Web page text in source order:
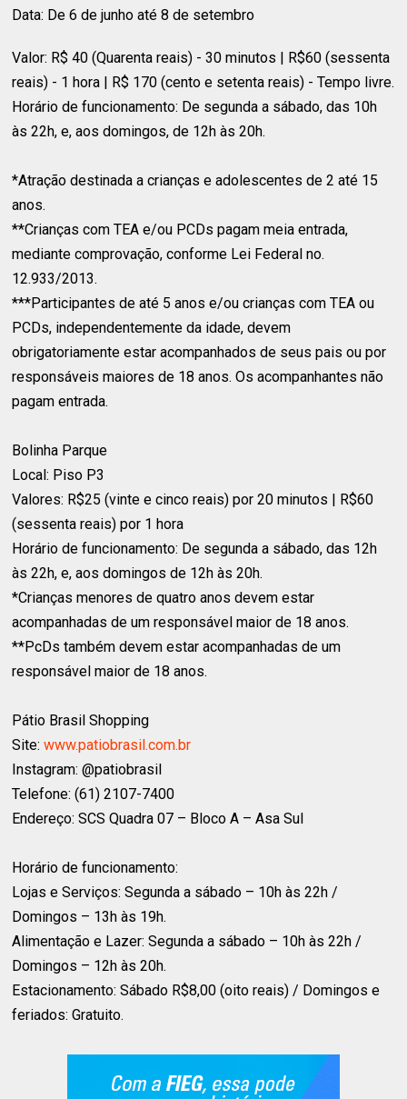
Data: De 6 de junho até 8 de setembro
Valor: R$ 40 (Quarenta reais) - 30 minutos | R$60 (sessenta
reais) - 1 hora | R$ 170 (cento e setenta reais) - Tempo livre.
Horário de funcionamento: De segunda a sábado, das 10h
às 22h, e, aos domingos, de 12h às 20h.
*Atração destinada a crianças e adolescentes de 2 até 15
anos.
**Crianças com TEA e/ou PCDs pagam meia entrada,
mediante comprovação, conforme Lei Federal no.
12.933/2013.
***Participantes de até 5 anos e/ou crianças com TEA ou
PCDs, independentemente da idade, devem
obrigatoriamente estar acompanhados de seus pais ou por
responsáveis maiores de 18 anos. Os acompanhantes não
pagam entrada.
Bolinha Parque
Local: Piso P3
Valores: R$25 (vinte e cinco reais) por 20 minutos | R$60
(sessenta reais) por 1 hora
Horário de funcionamento: De segunda a sábado, das 12h
às 22h, e, aos domingos de 12h às 20h.
*Crianças menores de quatro anos devem estar
acompanhadas de um responsável maior de 18 anos.
**PcDs também devem estar acompanhadas de um
responsável maior de 18 anos.
Pátio Brasil Shopping
Site:www.patiobrasil.com.br
Instagram: @patiobrasil
Telefone: (61) 2107-7400
Endereço: SCS Quadra 07 – Bloco A – Asa Sul
Horário de funcionamento:
Lojas e Serviços: Segunda a sábado – 10h às 22h /
Domingos – 13h às 19h.
Alimentação e Lazer: Segunda a sábado – 10h às 22h /
Domingos – 12h às 20h.
Estacionamento: Sábado R$8,00 (oito reais) / Domingos e
feriados: Gratuito.